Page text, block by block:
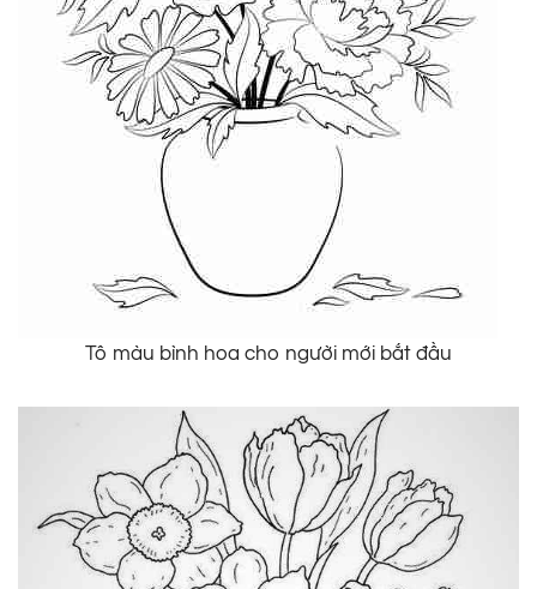
Tô màu bình hoa cho người mới bắt đầu